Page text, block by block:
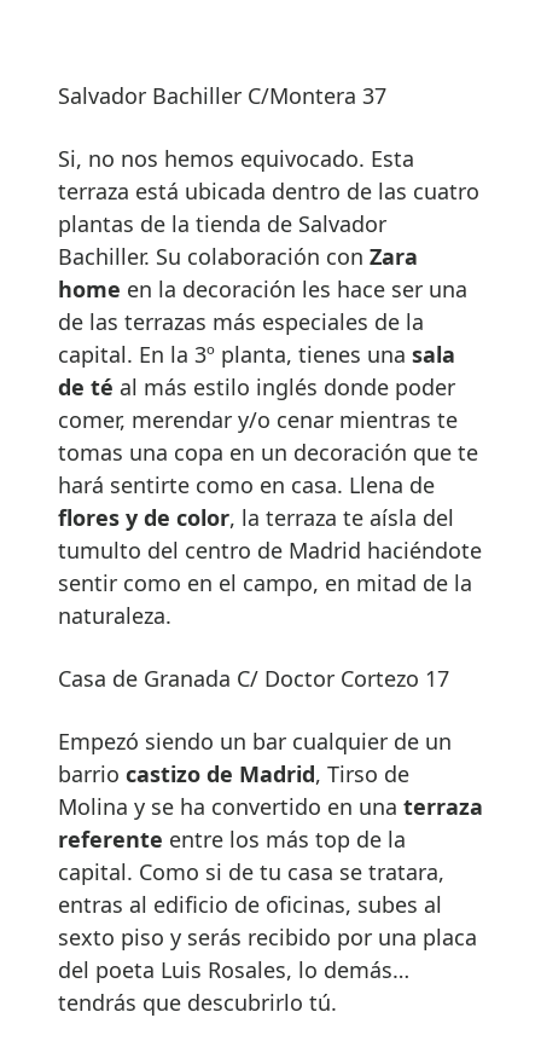
Salvador Bachiller C/Montera 37
Si, no nos hemos equivocado. Esta
terraza está ubicada dentro de las cuatro
plantas de la tienda de Salvador
Bachiller. Su colaboración con Zara
home en la decoración les hace ser una
de las terrazas más especiales de la
capital. En la 3º planta, tienes una sala
de té al más estilo inglés donde poder
comer, merendar y/o cenar mientras te
tomas una copa en un decoración que te
hará sentirte como en casa. Llena de
flores y de color, la terraza te aísla del
tumulto del centro de Madrid haciéndote
sentir como en el campo, en mitad de la
naturaleza.
Casa de Granada C/ Doctor Cortezo 17
Empezó siendo un bar cualquier de un
barrio castizo de Madrid, Tirso de
Molina y se ha convertido en una terraza
referente entre los más top de la
capital. Como si de tu casa se tratara,
entras al edificio de oficinas, subes al
sexto piso y serás recibido por una placa
del poeta Luis Rosales, lo demás…
tendrás que descubrirlo tú.